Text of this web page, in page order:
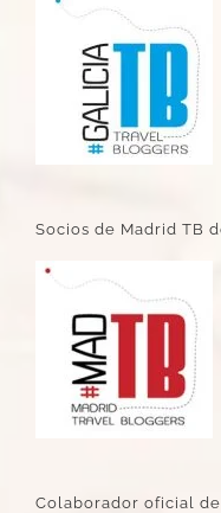
Socios de Madrid TB
Colaborador oficial de